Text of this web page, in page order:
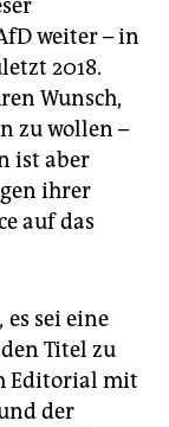
weiter – in
2018.
Wunsch,
zu wollen –
ist aber
ihrer
auf das
es sei eine
Titel zu
Editorial mit
der